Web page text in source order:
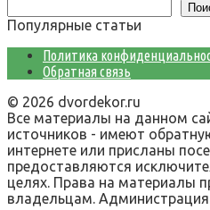
Популярные статьи
Политика
Обратная связь
© 2026 dvordekor.ru
Все материалы на данном
источников - имеют
интернете или присланы
предоставляются
целях. Права на материалы
владельцам. Администрация